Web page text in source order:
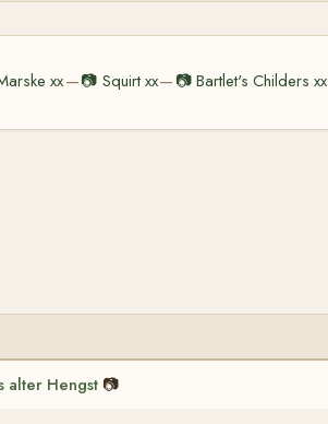
xx—📷 Squirt xx— 📷Bartlet's Childers xx
alter Hengst 📷